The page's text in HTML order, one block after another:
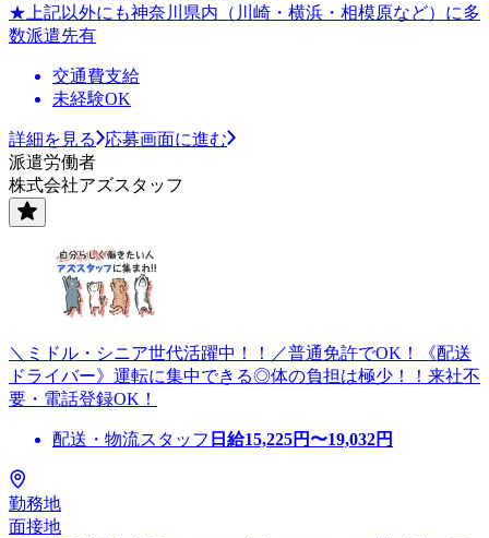
★上記以外にも神奈川県内（川崎・横浜・相模原など）に多
数派遣先有
交通費支給
未経験OK
詳細を見る
応募画面に進む
派遣労働者
株式会社アズスタッフ
＼ミドル・シニア世代活躍中！！／普通免許でOK！《配送
ドライバー》運転に集中できる◎体の負担は極少！！来社不
要・電話登録OK！
配送・物流スタッフ 日給15,225円〜19,032円
勤務地
面接地